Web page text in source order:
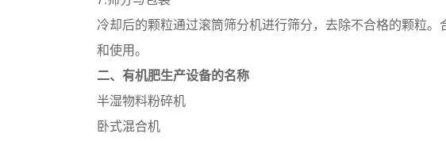
冷却后的颗粒通过滚筒筛分机进行筛分，去除不合格的颗粒
和使用。
二、有机肥生产设备的名称
半湿物料粉碎机
卧式混合机